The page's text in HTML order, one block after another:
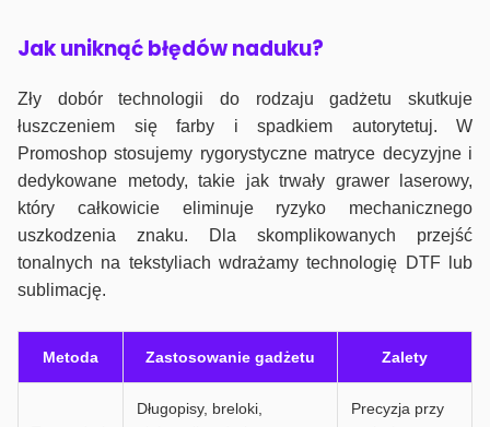
Jak uniknąć błędów naduku?
Zły dobór technologii do rodzaju gadżetu skutkuje
łuszczeniem się farby i spadkiem autorytetuj. W
Promoshop stosujemy rygorystyczne matryce decyzyjne i
dedykowane metody, takie jak trwały grawer laserowy,
który całkowicie eliminuje ryzyko mechanicznego
uszkodzenia znaku. Dla skomplikowanych przejść
tonalnych na tekstyliach wdrażamy technologię DTF lub
sublimację.
Metoda Zastosowanie gadżetu Zalety
Długopisy, breloki,
Precyzja przy